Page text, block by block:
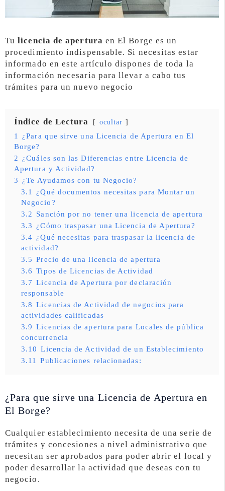
Tulicencia de apertura en El Borge es un
procedimiento indispensable. Si necesitas estar
informado en este artículo dispones de toda la
información necesaria para llevar a cabo tus
trámites para un nuevo negocio
Índice de Lectura ocultar
1
¿Para que sirve una Licencia de Apertura en El
Borge?
2 ¿Cuáles son las Diferencias entre Licencia de
Apertura y Actividad?
3 ¿Te Ayudamos con tu Negocio?
3.1
¿Qué documentos necesitas para Montar un
Negocio?
3.2 Sanción por no tener una licencia de apertura
3.3 ¿Cómo traspasar una Licencia de Apertura?
3.4 ¿Qué necesitas para traspasar la licencia de
actividad?
3.5 Precio de una licencia de apertura
3.6 Tipos de Licencias de Actividad
3.7 Licencia de Apertura por declaración
responsable
3.8 Licencias de Actividad de negocios para
actividades calificadas
3.9 Licencias de apertura para Locales de pública
concurrencia
3.10 Licencia de Actividad de un Establecimiento
3.11
Publicaciones relacionadas:
¿Para que sirve una Licencia de Apertura en
El Borge?
Cualquier establecimiento necesita de una serie de
trámites y concesiones a nivel administrativo que
necesitan ser aprobados para poder abrir el local y
poder desarrollar la actividad que deseas con tu
negocio.